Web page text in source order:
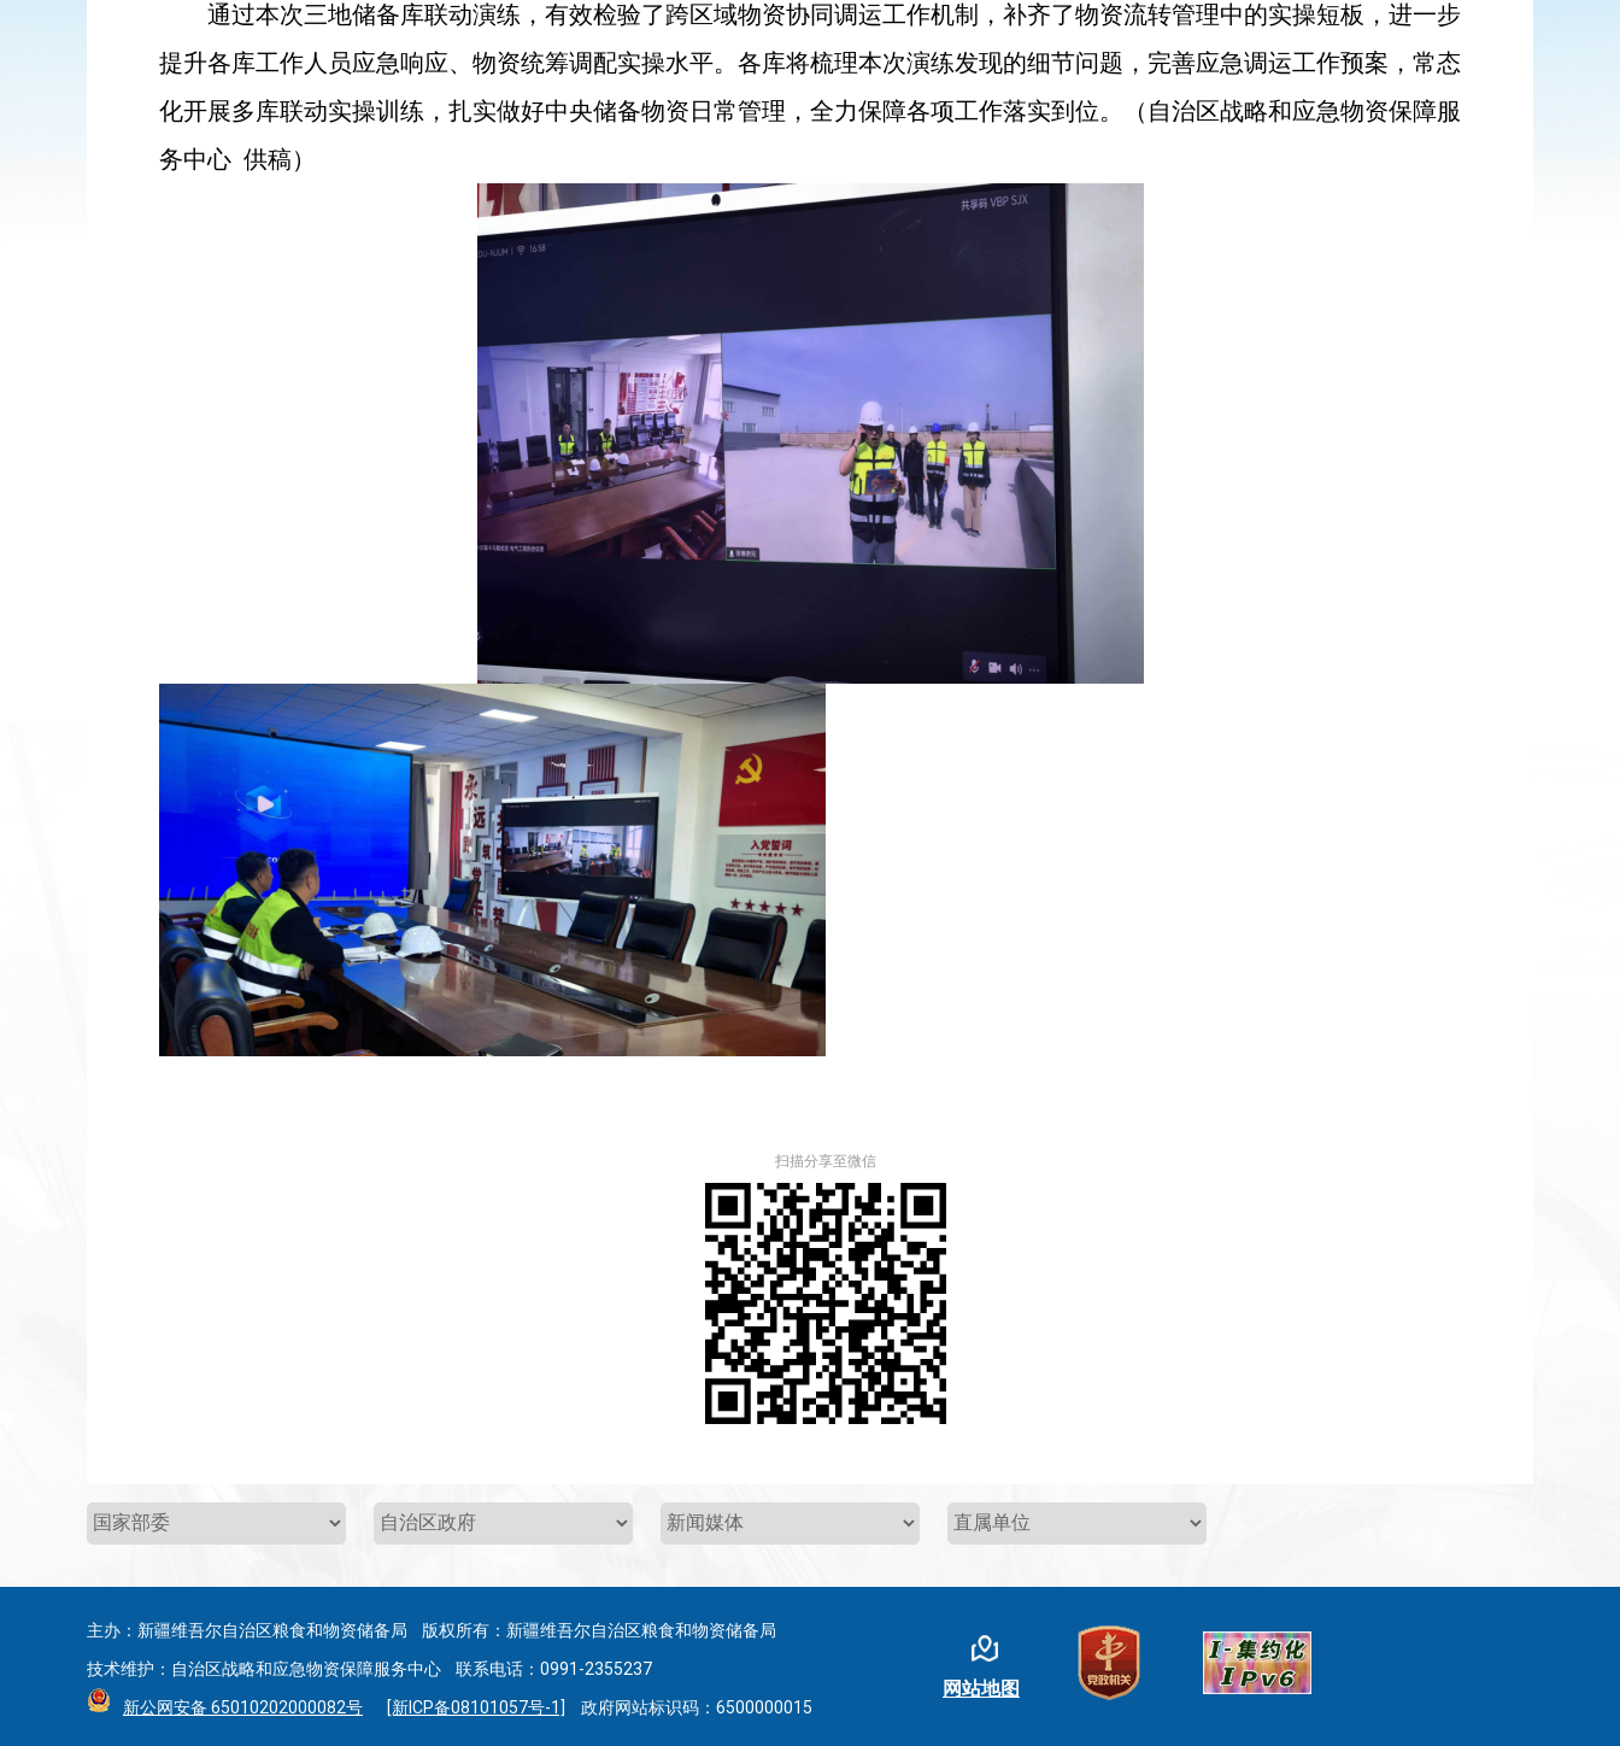
通过本次三地储备库联动演练，有效检验了跨区域物资协同调运工作机制，补齐了物资流转管理中的实操短板，进一步
提升各库工作人员应急响应、物资统筹调配实操水平。各库将梳理本次演练发现的细节问题，完善应急调运工作预案，常态
化开展多库联动实操训练，扎实做好中央储备物资日常管理，全力保障各项工作落实到位。
（自治区战略和应急物资保障服
务中心 供稿）
扫描分享至微信
主办：新疆维吾尔自治区粮食和物资储备局 版权所有：新疆维吾尔自治区粮食和物资储备局
技术维护：自治区战略和应急物资保障服务中心 联系电话：0991-2355237
新公网安备 65010202000082号
[新ICP备08101057号-1] 政府网站标识码：6500000015
网站地图